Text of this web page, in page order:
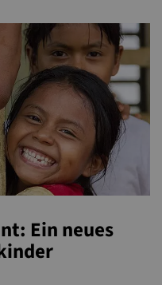
Ein neues